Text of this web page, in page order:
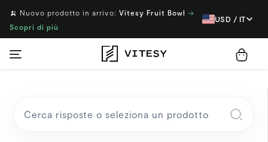
🍌 Nuovo prodotto in arrivo: Vitesy Fruit Bowl →
Scopri di più
USD / IT